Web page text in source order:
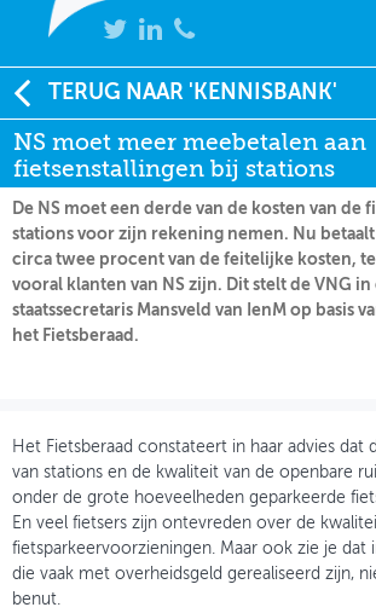
NIEUWS
BIJEENKOMSTEN
KENNISBANK
ADRESSENBOEK
OVER FIETSBERAAD
THEMASITES
GEBRUIKER
TERUG NAAR 'KENNISBANK'
NS moet meer meebetalen aan
fietsenstallingen bij stations
Soort:
Nieuws Fietsberaad
Datum:
07-02-2014
De NS moet een derde van de kosten van de
stations voor zijn rekening nemen. Nu
circa twee procent van de feitelijke kosten,
vooral klanten van NS zijn. Dit stelt de VNG in
staatssecretaris Mansveld van IenM op basis
het Fietsberaad.
Het Fietsberaad constateert in haar advies dat
van stations en de kwaliteit van de openbare
onder de grote hoeveelheden geparkeerde
En veel fietsers zijn ontevreden over de
fietsparkeervoorzieningen. Maar ook zie je dat
die vaak met overheidsgeld gerealiseerd zijn,
benut.